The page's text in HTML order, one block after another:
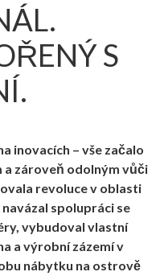
S
inovacích – vše začalo
zároveň odolným vůči
revoluce v oblasti
spolupráci se
vybudoval vlastní
a výrobní zázemí v
nábytku na ostrově